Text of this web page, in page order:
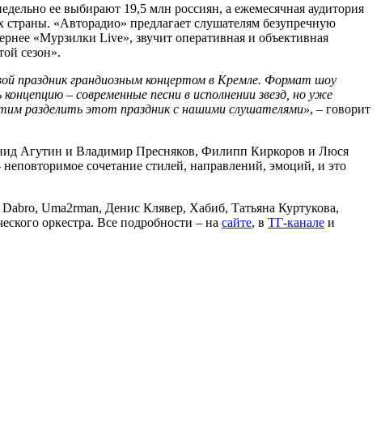
ее выбирают 19,5 млн россиян, а ежемесячная аудитория
«Авторадио» предлагает слушателям безупречную
«Мурзилки Live», звучит оперативная и объективная
сезон».
праздник грандиозным концертом в Кремле. Формат шоу
– современные песни в исполнении звезд, но уже
разделить этот праздник с нашими слушателями», – говорит
Агутин и Владимир Пресняков, Филипп Киркоров и Люся
сочетание стилей, направлений, эмоций, и это
Uma2rman, Денис Клявер, Хабиб, Татьяна Куртукова,
оркестра. Все подробности – на сайте, в ТГ-канале и